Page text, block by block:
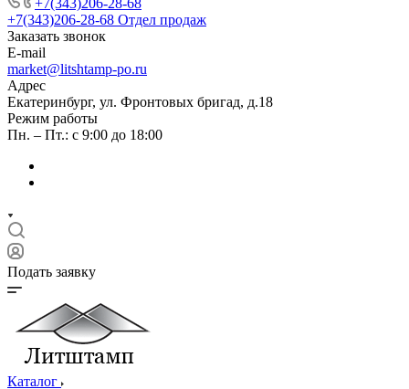
+7(343)206-28-68
+7(343)206-28-68 Отдел продаж
Заказать звонок
E-mail
market@litshtamp-po.ru
Адрес
Екатеринбург, ул. Фронтовых бригад, д.18
Режим работы
Пн. – Пт.: с 9:00 до 18:00
Подать заявку
Каталог